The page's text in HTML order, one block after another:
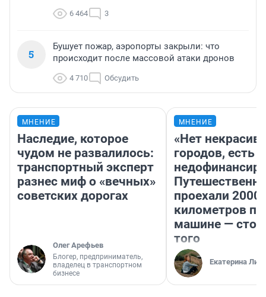
6 464 3
5
Бушует пожар, аэропорты закрыли: что
происходит после массовой атаки дронов
4 710 Обсудить
МНЕНИЕ
Наследие, которое
чудом не развалилось:
транспортный эксперт
разнес миф о «вечных»
советских дорогах
Олег Арефьев
Блогер, предприниматель,
владелец в транспортном
бизнесе
МНЕНИЕ
«Нет
городов, есть
проехали 2000
километров по
машине —
того
Екатерина